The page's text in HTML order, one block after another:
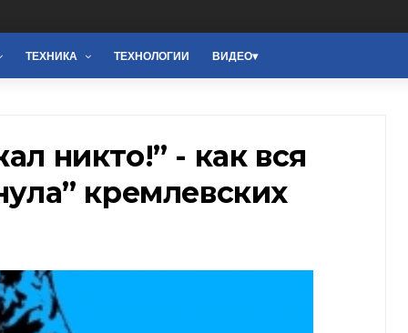
ТЕХНИКА ТЕХНОЛОГИИ ВИДЕО
никто!” - как вся
кремлевских